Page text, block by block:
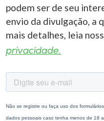
podem ser de seu
envio da divulgação, a
mais detalhes, leia
privacidade.